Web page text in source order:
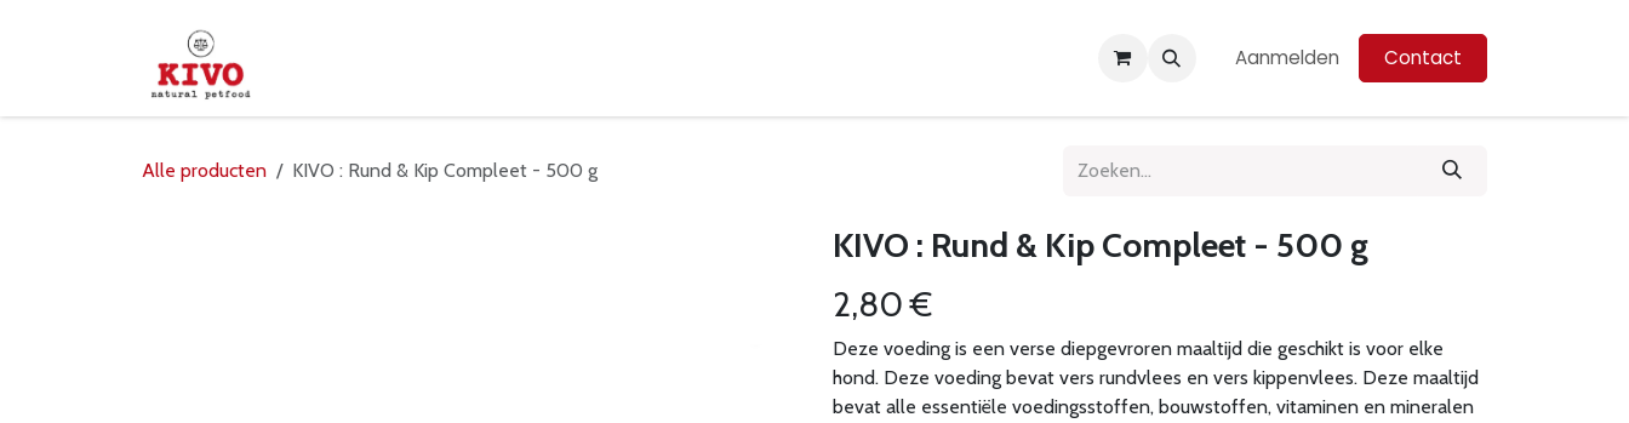
Aanmelden Contact
Alle producten KIVO : Rund & Kip Compleet - 500 g
KIVO : Rund & Kip Compleet - 500 g
2,80€
Deze voeding is een verse diepgevroren maaltijd die geschikt is voor elke
hond. Deze voeding bevat vers rundvlees en vers kippenvlees. Deze maaltijd
bevat alle essentiële voedingsstoffen, bouwstoffen, vitaminen en mineralen